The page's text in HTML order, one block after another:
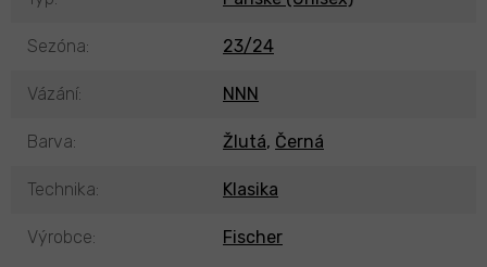
Sezóna: 23/24
Vázání: NNN
Barva: Žlutá, Černá
Technika: Klasika
Výrobce: Fischer